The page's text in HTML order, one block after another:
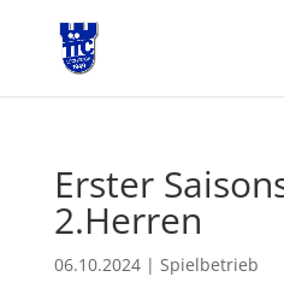
Erster
2.Herren
06.10.2024| Spielbetrieb